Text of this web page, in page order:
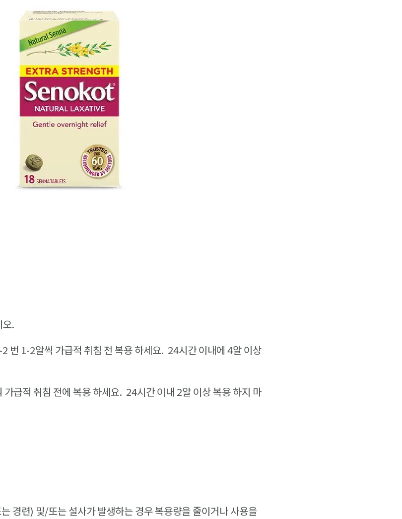
오.
번 1-2알씩 가급적 취침 전 복용 하세요. 24시간 이내에 4알 이상
급적 취침 전에 복용 하세요. 24시간 이내 2알 이상 복용 하지 마
경련) 및/또는 설사가 발생하는 경우 복용량을 줄이거나 사용을